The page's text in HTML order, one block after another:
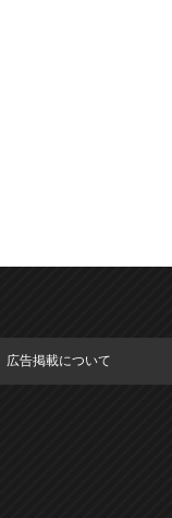
広告掲載について